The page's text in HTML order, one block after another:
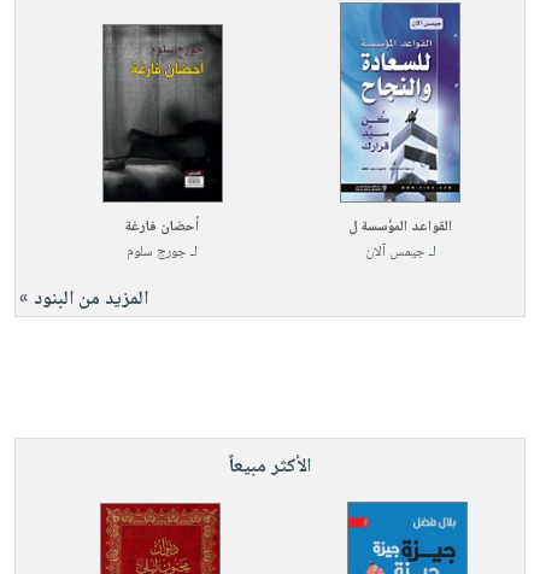
القواعد المؤسسة ل
لـجيمس آلان
أحضان فارغة
لـجورج سلوم
المزيد من البنود »
الأكثر مبيعاً